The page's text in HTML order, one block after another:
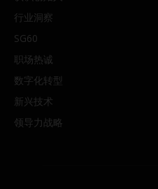
行业洞察
SG60
职场热诚
数字化转型
新兴技术
领导力战略